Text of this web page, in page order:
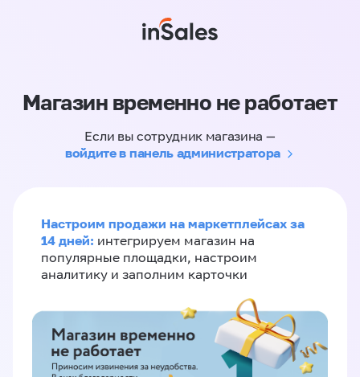
Магазин временно не работает
Если вы сотрудник магазина —
войдите в панель администратора
Настроим продажи на маркетплейсах за
14 дней: интегрируем магазин на
популярные площадки, настроим
аналитику и заполним карточки